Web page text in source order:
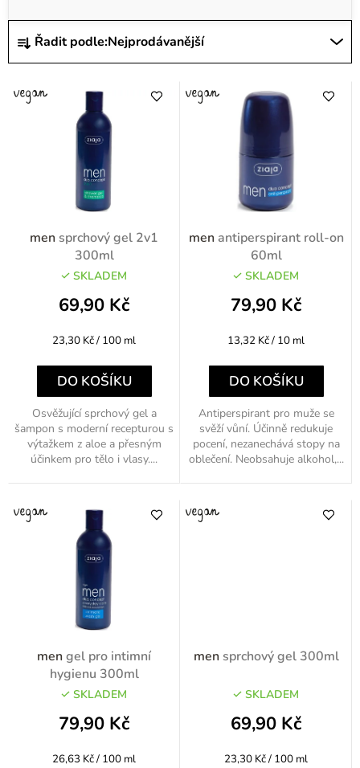
Ř
a
e
Řadit podle:Nejprodávanější
s
r
men sprchový gel 2v1
300ml
SKLADEM
69,90 Kč
Měrná
23,30 Kč / 100 ml
DO KOŠÍKU
Osvěžující sprchový gel a
šampon s moderní recepturou s
výtažkem z aloe a přesným
účinkem pro tělo i vlasy....
menantiperspirant roll-on
60ml
SKLADEM
79,90 Kč
Měrná
13,32 Kč / 10 ml
DO KOŠÍKU
Antiperspirant pro muže se
svěží vůní. Účinně redukuje
pocení, nezanechává stopy na
oblečení. Neobsahuje alkohol,...
mengel pro intimní
hygienu 300ml
SKLADEM
79,90 Kč
Měrná
26,63 Kč / 100 ml
men sprchový gel 300ml
SKLADEM
69,90 Kč
Měrná
23,30 Kč / 100 ml